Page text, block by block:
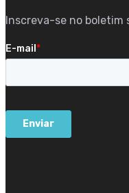
Inscreva-se no boletim